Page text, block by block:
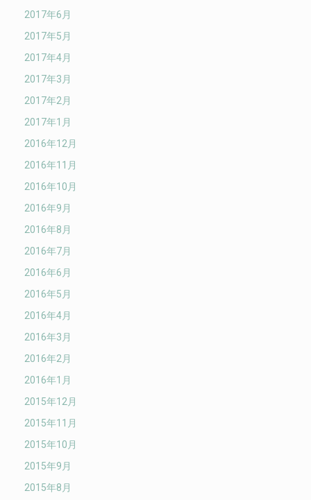
2017年6月
2017年5月
2017年4月
2017年3月
2017年2月
2017年1月
2016年12月
2016年11月
2016年10月
2016年9月
2016年8月
2016年7月
2016年6月
2016年5月
2016年4月
2016年3月
2016年2月
2016年1月
2015年12月
2015年11月
2015年10月
2015年9月
2015年8月